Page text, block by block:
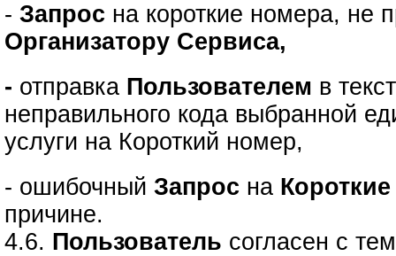
-Запрос на короткие номера, не
Организатору Сервиса,
- отправка Пользователем в
неправильного кода выбранной
услуги на Короткий номер,
- ошибочныйЗапрос на
причине.
4.6. Пользователь согласен с